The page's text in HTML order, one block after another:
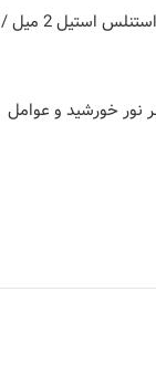
مشخصات فنی : آلیاژ 304 / پروفیل 1.5 میل / لوله استنلس استیل 2 میل /
نور خورشید و عوامل